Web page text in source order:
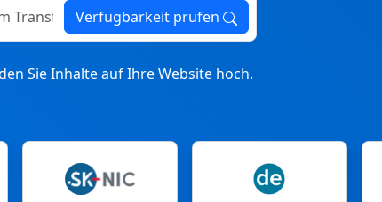
Verfügbarkeit prüfen
Sie Inhalte auf Ihre Website hoch.